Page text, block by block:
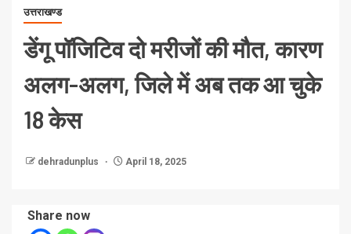
उत्तराखण्ड
डेंगू पॉजिटिव दो मरीजों की मौत, कारण
अलग-अलग, जिले में अब तक आ चुके
18 केस
dehradunplus April 18, 2025
Share now